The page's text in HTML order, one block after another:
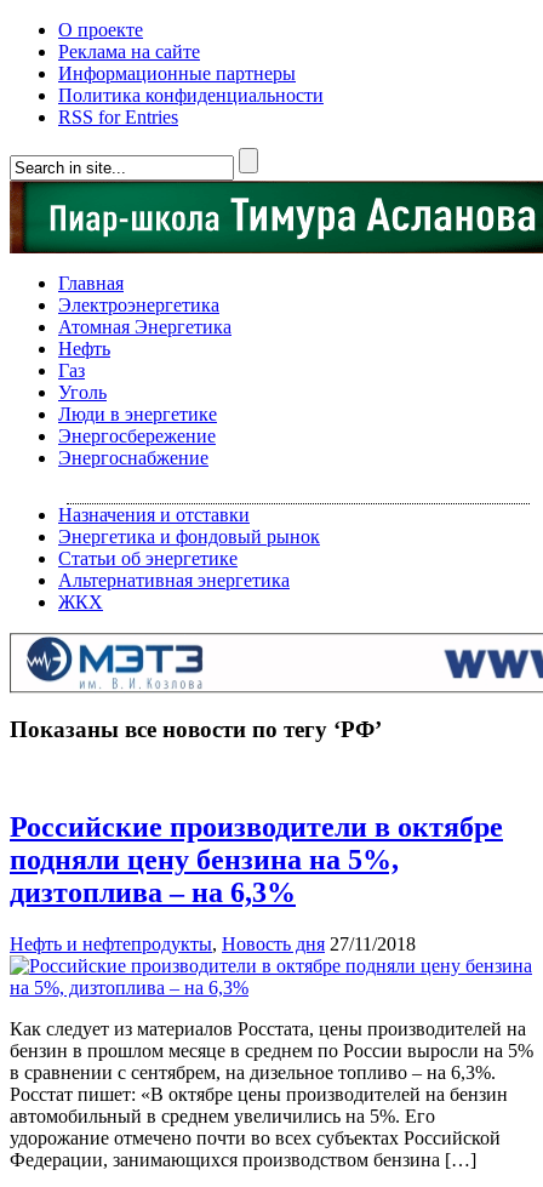
О проекте
Реклама на сайте
Информационные партнеры
Политика конфиденциальности
RSS for Entries
Главная
Электроэнергетика
Атомная Энергетика
Нефть
Газ
Уголь
Люди в энергетике
Энергосбережение
Энергоснабжение
Назначения и отставки
Энергетика и фондовый рынок
Статьи об энергетике
Альтернативная энергетика
ЖКХ
Показаны все новости по тегу ‘РФ’
Российские производители в октябре
подняли цену бензина на 5%,
дизтоплива – на 6,3%
Нефть и нефтепродукты, Новость дня 27/11/2018
Как следует из материалов Росстата, цены производителей на
бензин в прошлом месяце в среднем по России выросли на 5%
в сравнении с сентябрем, на дизельное топливо – на 6,3%.
Росстат пишет: «В октябре цены производителей на бензин
автомобильный в среднем увеличились на 5%. Его
удорожание отмечено почти во всех субъектах Российской
Федерации, занимающихся производством бензина […]